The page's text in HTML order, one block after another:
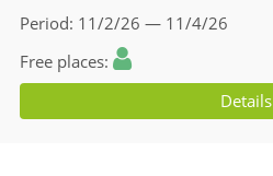
Period 11/2/26 — 11/4/26
Free places
Details